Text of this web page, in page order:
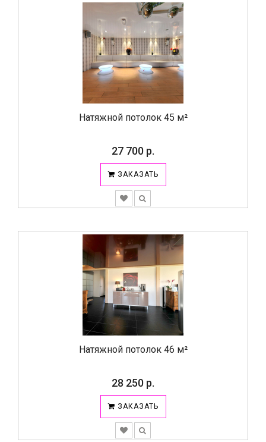
Натяжной потолок 45 м²
27 700 р.
ЗАКАЗАТЬ
Натяжной потолок 46 м²
28 250 р.
ЗАКАЗАТЬ